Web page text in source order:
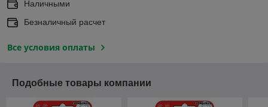
Наличными
Безналичный расчет
Все условия оплаты
Подобные товары компании